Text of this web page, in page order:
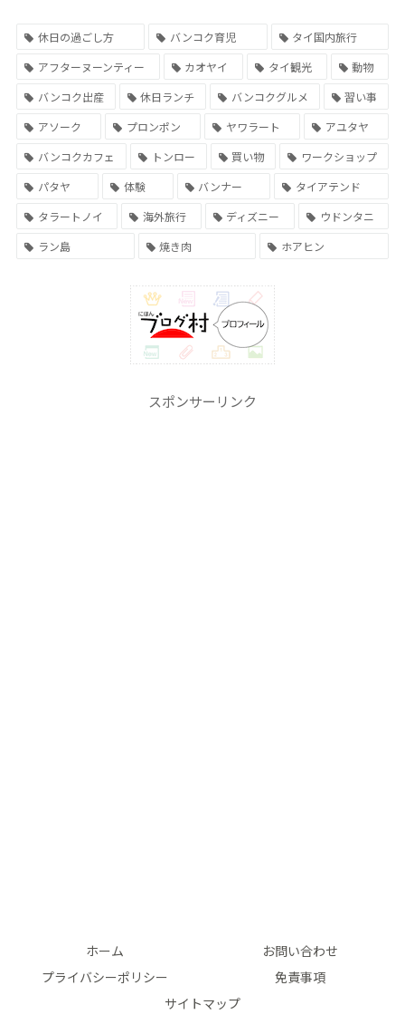
休日の過ごし方 バンコク育児
タイ国内旅行
アフターヌーンティー
カオヤイ タイ観光
動物
バンコク出産
休日ランチ バンコクグルメ
習い事
アソーク
プロンポン ヤワラート
アユタヤ
バンコクカフェ
トンロー 買い物
ワークショップ
パタヤ
体験 バンナー
タイアテンド
タラートノイ
海外旅行 ディズニー
ウドンタニ
ラン島
焼き肉 ホアヒン
スポンサーリンク
ホーム
お問い合わせ
プライバシーポリシー
免責事項
サイトマップ